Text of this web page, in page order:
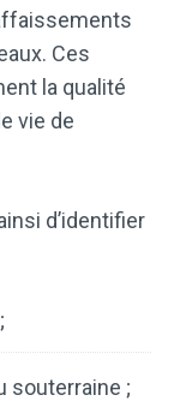
Ces
la qualité
vie de
d’identifier
souterraine ;